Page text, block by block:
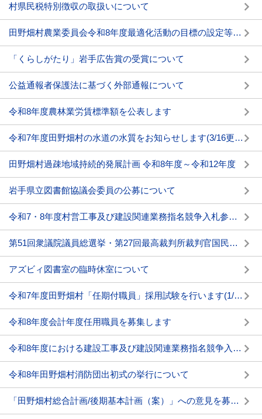
村県民税特別徴収の取扱いについて
田野畑村農業委員会令和8年度最適化活動の目標の設定等を公表します
「くらしがたり」岩手広告賞の受賞について
公益通報者保護法に基づく外部通報について
令和8年度農林業労賃標準額を公表します
令和7年度田野畑村の水道の水質をお知らせします(3/16更新)
田野畑村過疎地域持続的発展計画 令和8年度～令和12年度
岩手県立図書館協議会委員の公募について
令和7・8年度村営工事及び建設関連業務指名競争入札参加資格者名簿を更新しました。
第51回衆議院議員総選挙・第27回最高裁判所裁判官国民審査の投票所入場券の発送時期などについて
アズビィ図書室の臨時休室について
令和7年度田野畑村「任期付職員」採用試験を行います(1/30締切)
令和8年度会計年度任用職員を募集します
令和8年度における建設工事及び建設関連業務指名競争入札参加資格審査申請(中間年申請)の受付について
令和8年田野畑村消防団出初式の挙行について
「田野畑村総合計画/後期基本計画（案）」への意見を募集します